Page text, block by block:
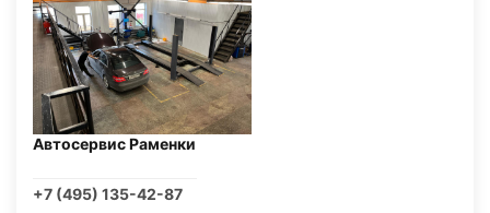
Автосервис Раменки
+7 (495) 135-42-87